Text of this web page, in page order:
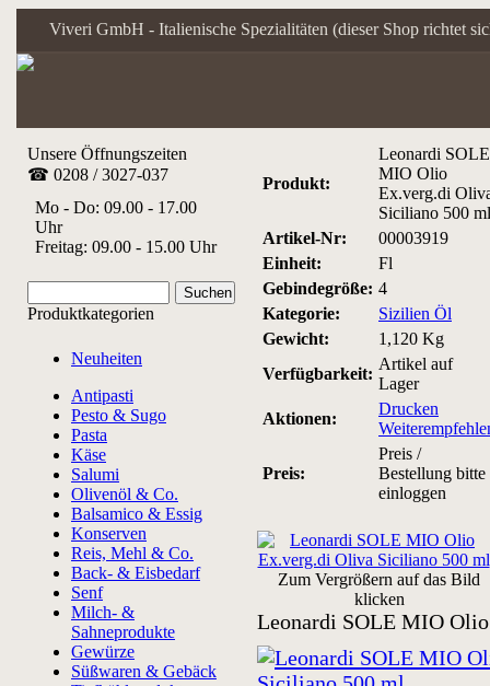
Viveri GmbH - Italienische Spezialitäten (dieser Shop richtet
Unsere Öffnungszeiten
☎ 0208 / 3027-037
Mo - Do: 09.00 - 17.00
Uhr
Freitag: 09.00 - 15.00 Uhr
Produktkategorien
Neuheiten
Antipasti
Pesto & Sugo
Pasta
Käse
Salumi
Olivenöl & Co.
Balsamico & Essig
Konserven
Reis, Mehl & Co.
Back- & Eisbedarf
Senf
Milch- &
Sahneprodukte
Gewürze
Süßwaren & Gebäck
Produkt:
Leonardi SOLE
MIO Olio
Ex.verg.di
Siciliano 500 ml
Artikel-Nr:
00003919
Einheit:
Fl
Gebindegröße: 4
Kategorie:
Sizilien Öl
Gewicht:
1,120 Kg
Verfügbarkeit:
Artikel auf
Lager
Aktionen:
Drucken
Preis:
Preis /
Bestellung bitte
einloggen
Zum Vergrößern auf das Bild
klicken
Leonardi SOLE MIO